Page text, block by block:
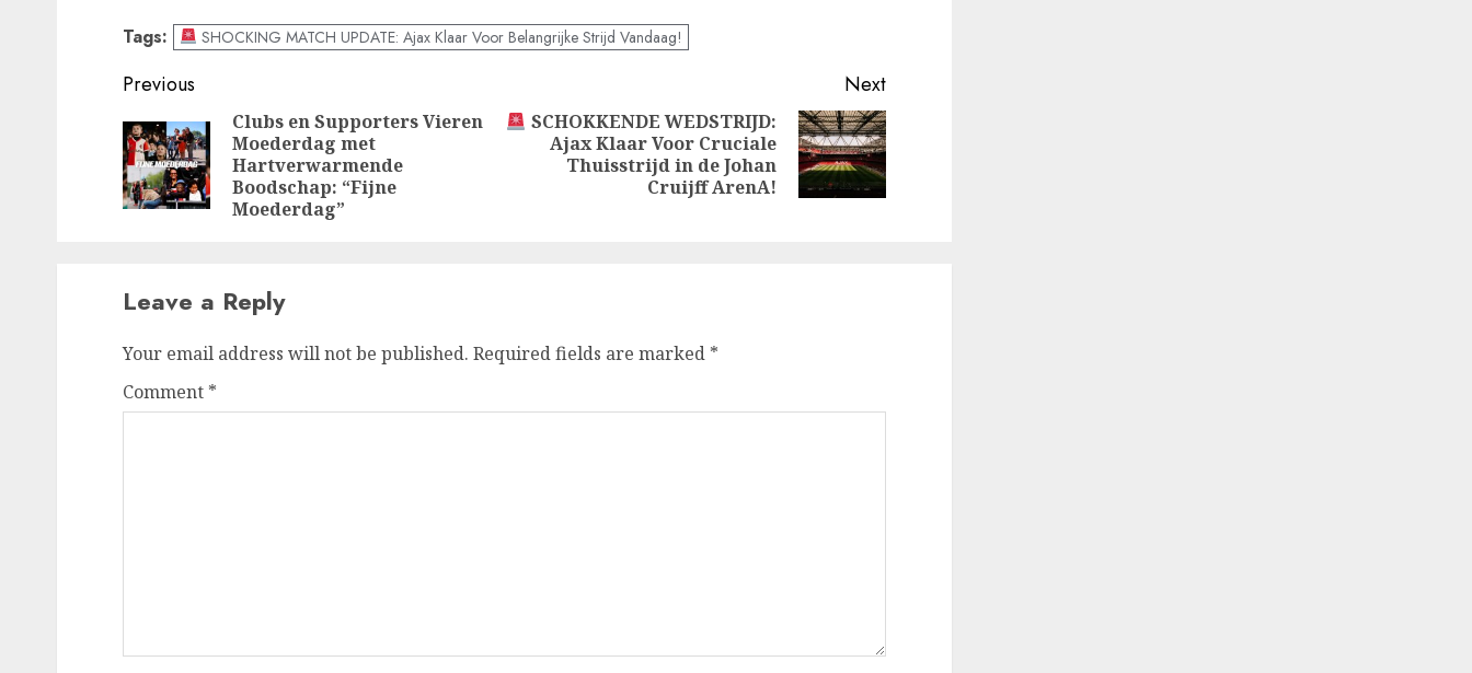
Tags: SHOCKING MATCH UPDATE: Ajax Klaar Voor Belangrijke Strijd Vandaag!
Post
navigation
Previous
Previous
Clubs en Supporters Vieren
Moederdag met
Hartverwarmende
Boodschap: “Fijne
Moederdag”
Next
SCHOKKENDE WEDSTRIJD:
Ajax Klaar Voor Cruciale
Thuisstrijd in de Johan
Cruijff ArenA!
Leave a Reply
Your email address will not be published. Required fields are marked *
Comment *